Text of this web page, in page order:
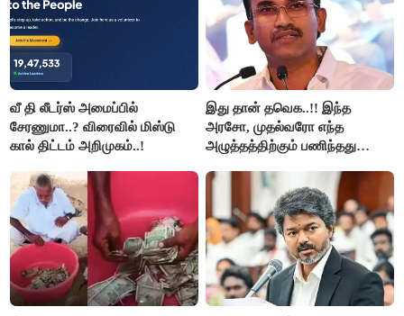
வீ தி லீடர்ஸ் அமைப்பில்
சேரணுமா..? விரைவில் மிஸ்டு
கால் திட்டம் அறிமுகம்..!
இது தான் தவெக..!! இந்த
அரசோ, முதல்வரோ எந்த
அழுத்தத்திற்கும் பணிந்தது
அருண்ராஜ்..!